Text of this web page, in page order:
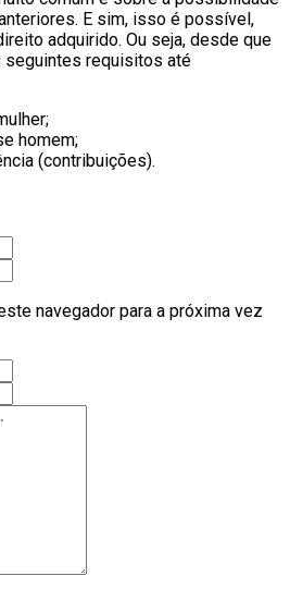
E sim, isso é possível,
adquirido. Ou seja, desde que
seguintes requisitos até
homem;
(contribuições).
navegador para a próxima vez